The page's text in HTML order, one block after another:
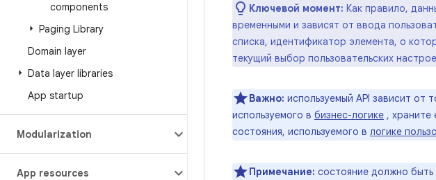
components
Paging Library
Domain layer
Data layer libraries
App startup
Modularization
App resources
Ключевой момент: Как правило,
временными и зависят от ввода
списка, идентификатор элемента, о
текущий выбор пользовательских
Важно: используемый API зависит от
используемого в бизнес-логике , храните
состояния, используемого в логике
Примечание: состояние должно